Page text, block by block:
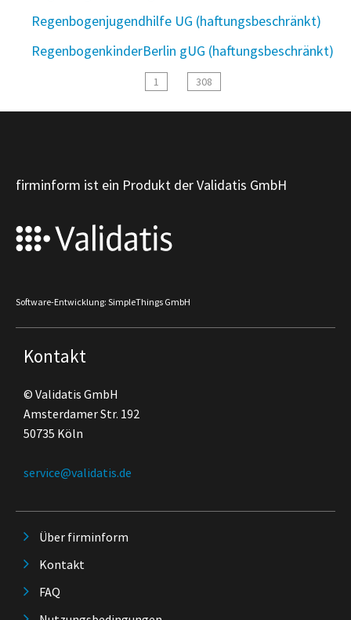
Regenbogenjugendhilfe UG (haftungsbeschränkt)
RegenbogenkinderBerlin gUG (haftungsbeschränkt)
1 308
firminform ist ein Produkt der Validatis GmbH
Software-Entwicklung: SimpleThings GmbH
Kontakt
© Validatis GmbH
Amsterdamer Str. 192
50735 Köln
service@validatis.de
Über firminform
Kontakt
FAQ